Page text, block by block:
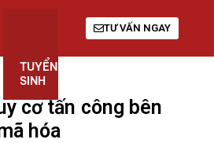
TUYỂN
SINH
TƯ VẤN NGAY
cơ tấn công bên
hóa